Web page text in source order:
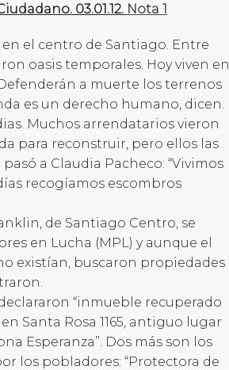
03.01.12. Nota 1
el centro de Santiago. Entre
oasis temporales. Hoy viven en
a muerte los terrenos
es un derecho humano, dicen.
Muchos arrendatarios vieron
para reconstruir, pero ellos las
a Claudia Pacheco: “Vivimos
recogíamos escombros
de Santiago Centro, se
en Lucha (MPL) y aunque el
existían, buscaron propiedades
“inmueble recuperado
Santa Rosa 1165, antiguo lugar
Esperanza”. Dos más son los
los pobladores: “Protectora de